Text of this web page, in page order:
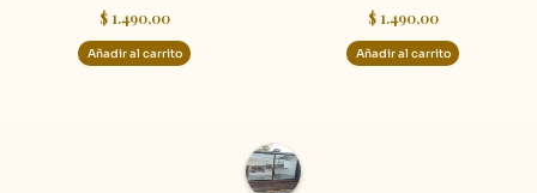
$1.490,00
Añadir al carrito
$1.490,00
Añadir al carrito